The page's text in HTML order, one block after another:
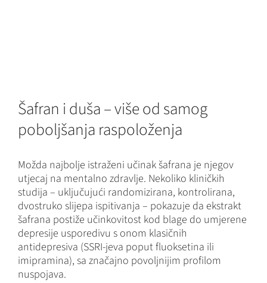
Šafran i duša – više od samog
poboljšanja raspoloženja
Možda najbolje istraženi učinak šafrana je njegov
utjecaj na mentalno zdravlje. Nekoliko kliničkih
studija – uključujući randomizirana, kontrolirana,
dvostruko slijepa ispitivanja – pokazuje da ekstrakt
šafrana postiže učinkovitost kod blage do umjerene
depresije usporedivu s onom klasičnih
antidepresiva (SSRI-jeva poput fluoksetina ili
imipramina), sa značajno povoljnijim profilom
nuspojava.